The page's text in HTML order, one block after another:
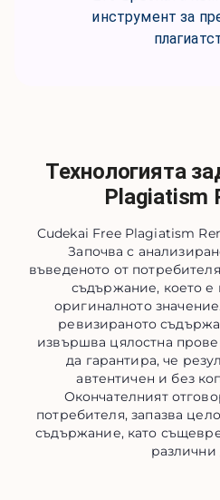
инструмент за
Технологията
Plagiatism
Cudekai Free Plagiatism
Започва с
въведеното от
съдържание, което е
оригиналното
ревизираното
извършва цялостна
да гарантира, че
автентичен и без
Окончателният
потребителя, запазва
съдържание, като